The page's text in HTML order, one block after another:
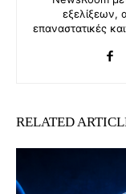
εξελίξεων,
επαναστατικές
RELATED